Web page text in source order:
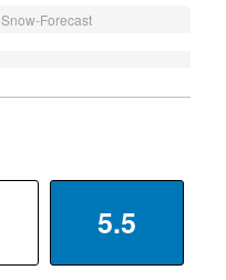
Forecast
5.5